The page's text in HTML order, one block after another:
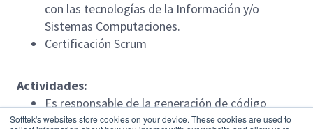
Softtek's websites store cookies on your device. These cookies are used to
con las tecnologías de la Información y/o
Sistemas Computaciones.
Certificación Scrum
Actividades:
Es responsable de la generación de código
necesario para cumplir con las especificaciones